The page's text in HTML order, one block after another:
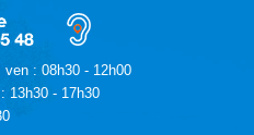
ven : 08h30 - 12h00
13h30 - 17h30